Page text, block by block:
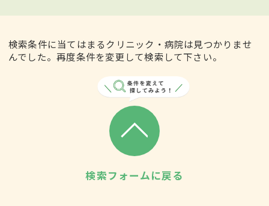
検索条件に当てはまるクリニック・病院は見つかりませ
んでした。再度条件を変更して検索して下さい。
検索フォームに戻る